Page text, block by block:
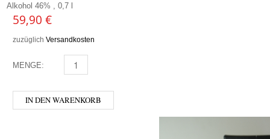
Alkohol 46% , 0,7 l
59,90 €
zuzüglich Versandkosten
MENGE: MCCONNELL’S - SHERRY CASK MENGE
IN DEN WARENKORB